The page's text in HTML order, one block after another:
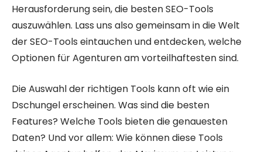
Herausforderung sein, die besten SEO-Tools
auszuwählen. Lass uns also gemeinsam in die Welt
der SEO-Tools eintauchen und entdecken, welche
Optionen für Agenturen am vorteilhaftesten sind.
Die Auswahl der richtigen Tools kann oft wie ein
Dschungel erscheinen. Was sind die besten
Features? Welche Tools bieten die genauesten
Daten? Und vor allem: Wie können diese Tools